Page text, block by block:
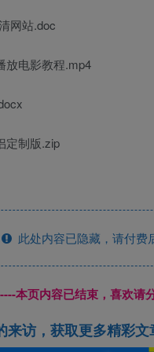
网站.doc
放电影教程.mp4
定制版.zip
此处内容已隐藏，请付费
本页内容已结束，喜欢请
来访，获取更多精彩文